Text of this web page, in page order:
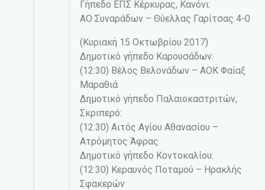
Γήπεδο ΕΠΣ Κέρκυρας, Κανόνι:
ΑΟ Συναράδων – Θύελλας Γαρίτσας 4-0
(Κυριακή 15 Οκτωβρίου 2017)
Δημοτικό γήπεδο Καρουσάδων:
(12:30) Βέλος Βελονάδων – ΑΟΚ Φαίαξ
Μαραθιά
Δημοτικό γήπεδο Παλαιοκαστριτών,
Σκριπερό:
(12:30) Αιτός Αγίου Αθανασίου –
Ατρόμητος Άφρας
Δημοτικό γήπεδο Κοντοκαλίου:
(12:30) Κεραυνός Ποταμού – Ηρακλής
Σφακερών